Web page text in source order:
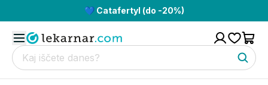
💙 Catafertyl (do -20%)